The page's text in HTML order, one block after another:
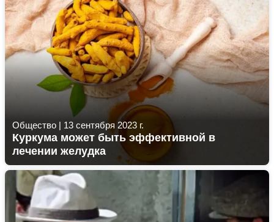
Общество | 13 сентября 2023 г.
Куркума может быть эффективной в
лечении желудка